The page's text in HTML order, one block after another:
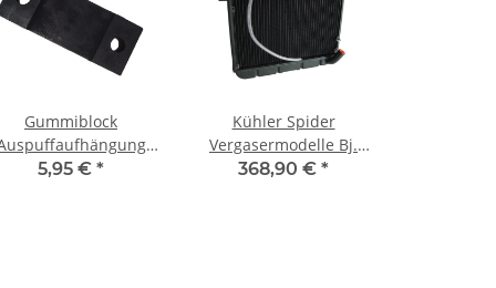
Gummiblock
Alfa 105 NEU
5,95 € *
Kühler Spider
Vergasermodelle Bj.
1968 - 1987 Neuprod.,
368,90 € *